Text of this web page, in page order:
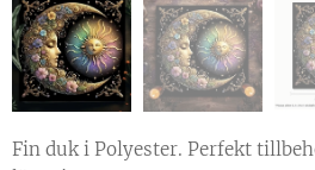
Fin duk i Polyester. Perfekt